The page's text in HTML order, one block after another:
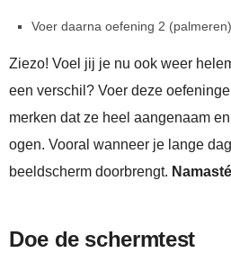
Voer daarna oefening 2
Ziezo! Voel jij je nu ook weer
een verschil? Voer deze
merken dat ze heel aangenaam
ogen. Vooral wanneer je lange
beeldscherm doorbrengt.
Doe de schermtest